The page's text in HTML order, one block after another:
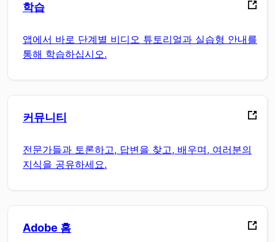
학습
앱에서 바로 단계별 비디오 튜토리얼과 실습형 안내를
통해 학습하십시오.
커뮤니티
전문가들과 토론하고, 답변을 찾고, 배우며, 여러분의
지식을 공유하세요.
Adobe 홈